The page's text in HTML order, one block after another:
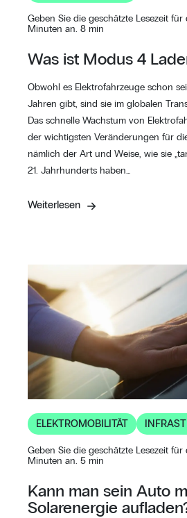
Geben Sie die geschätzte Lesezeit für
Minuten an. 8 min
Was ist Modus 4
Obwohl es Elektrofahrzeuge schon
Jahren gibt, sind sie im globalen
Das schnelle Wachstum von
der wichtigsten Veränderungen für
nämlich der Art und Weise, wie sie
21. Jahrhunderts haben…
Weiterlesen
ELEKTROMOBILITÄT
Geben Sie die geschätzte Lesezeit für
Minuten an. 5 min
Kann man sein Auto
Solarenergie